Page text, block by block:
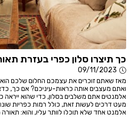
כך תיצרו סלון כפרי בעזרת
09/11/2023
מאז שאתם זוכרים את עצמכם החלום שלכם הוא
ואתם מעצבים אותה כראות-עיניכם? אם כך,
אלמנטים אתם משלבים בסלון, כדי שהוא ייראה
מעט דרכים לעשות זאת, כולל רמות כפריות
אלמנט אחד שלא תוכלו לוותר עליו, והוא: